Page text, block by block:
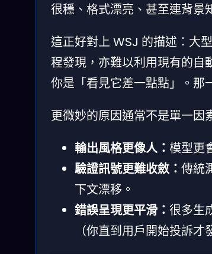
很穩、格式漂亮、甚至連背景
這正好對上 WSJ 的描述：大
程發現，亦難以利用現有的自
你是「看見它差一點點」。那
更微妙的原因通常不是單一因
輸出風格更像人： 模型更
驗證訊號更難收斂： 傳統
下文漂移。
錯誤呈現更平滑： 很多生
（你直到用戶開始投訴才